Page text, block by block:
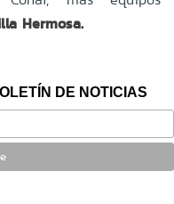
Hermosa.
DE NOTICIAS